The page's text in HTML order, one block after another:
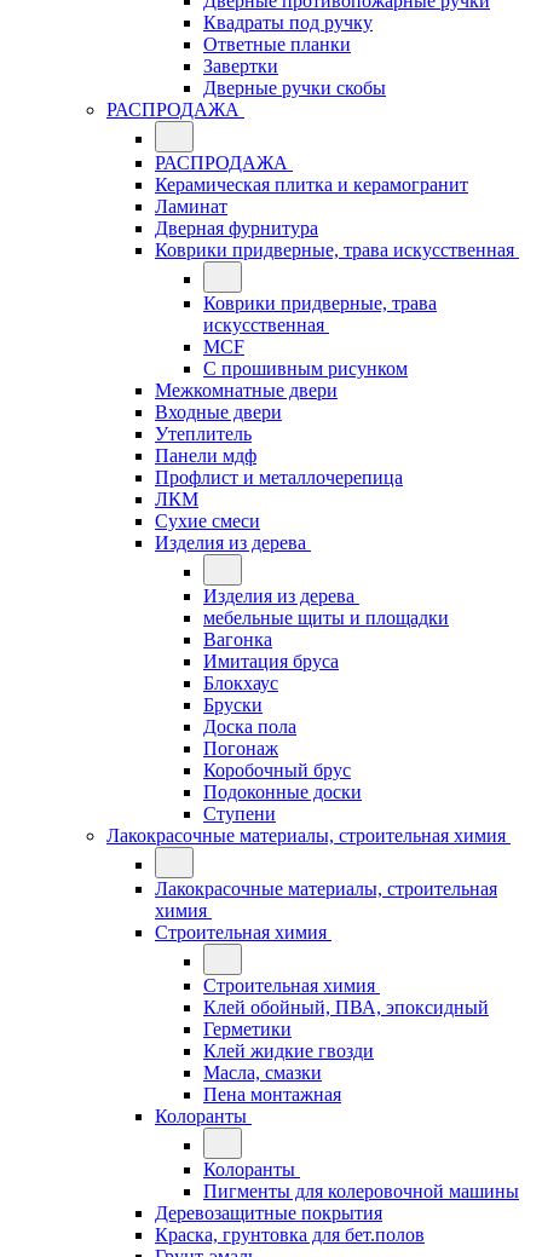
Квадраты под ручку
Ответные планки
Завертки
Дверные ручки скобы
РАСПРОДАЖА
РАСПРОДАЖА
Керамическая плитка и керамогранит
Ламинат
Дверная фурнитура
Коврики придверные, трава искусственная
Коврики придверные, трава
искусственная
MCF
С прошивным рисунком
Межкомнатные двери
Входные двери
Утеплитель
Панели мдф
Профлист и металлочерепица
ЛКМ
Сухие смеси
Изделия из дерева
Изделия из дерева
мебельные щиты и площадки
Вагонка
Имитация бруса
Блокхаус
Бруски
Доска пола
Погонаж
Коробочный брус
Подоконные доски
Ступени
Лакокрасочные материалы, строительная химия
Лакокрасочные материалы, строительная
химия
Строительная химия
Строительная химия
Клей обойный, ПВА, эпоксидный
Герметики
Клей жидкие гвозди
Масла, смазки
Пена монтажная
Колоранты
Колоранты
Пигменты для колеровочной машины
Деревозащитные покрытия
Краска, грунтовка для бет.полов